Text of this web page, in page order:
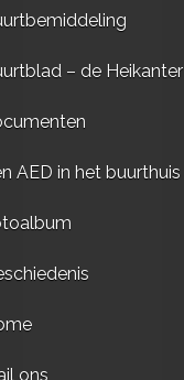
– de Heikanter
AED in het buurthuis
ons